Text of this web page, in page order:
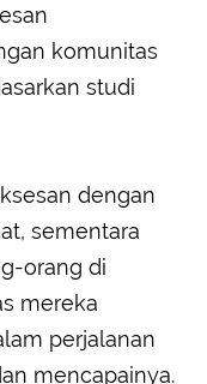
komunitas
studi
dengan
sementara
orang di
mereka
perjalanan
mencapainya.